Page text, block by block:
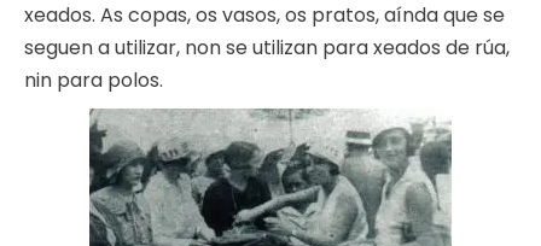
xeados. As copas, os vasos, os pratos, aínda que se
seguen a utilizar, non se utilizan para xeados de rúa,
nin para polos.